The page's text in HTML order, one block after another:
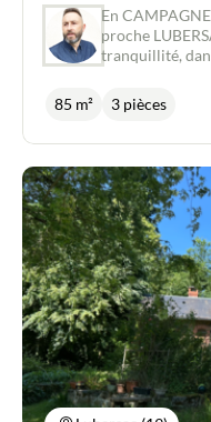
En
proche
tranquillité,
votre coup de
verdoyant et
chaussée,
vie d’environ
son poêle à
salon/salle à
d’angle,
sur le vaste
cuisine
toilettes
nuit mansardé
dont une avec
d’eau
en bois
possibilités :
85 m² 3 pièces